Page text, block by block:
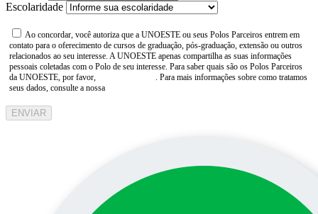
Escolaridade
Ao concordar, você autoriza que a UNOESTE ou seus Polos Parceiros entrem em
contato para o oferecimento de cursos de graduação, pós-graduação, extensão ou outros
relacionados ao seu interesse. A UNOESTE apenas compartilha as suas informações
pessoais coletadas com o Polo de seu interesse. Para saber quais são os Polos Parceiros
da UNOESTE, por favor,
. Para mais informações sobre como tratamos
seus dados, consulte a nossa
ENVIAR